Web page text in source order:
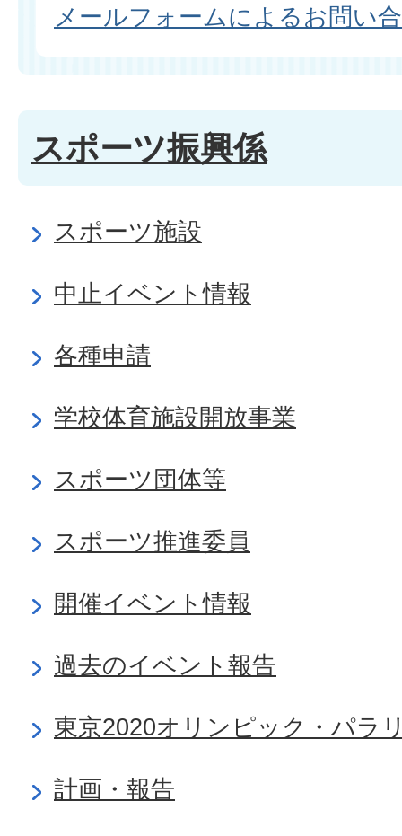
メールフォームによるお問い
スポーツ振興係
スポーツ施設
中止イベント情報
各種申請
学校体育施設開放事業
スポーツ団体等
スポーツ推進委員
開催イベント情報
過去のイベント報告
東京2020オリンピック・パラ
計画・報告